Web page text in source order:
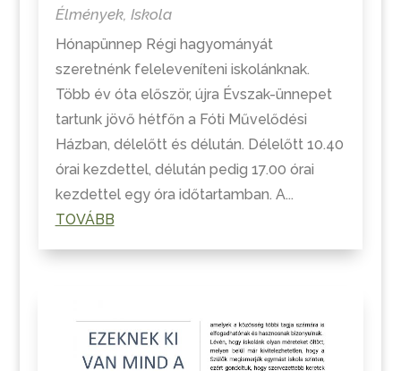
Élmények, Iskola
Hónapünnep Régi hagyományát
szeretnénk feleleveníteni iskolánknak.
Több év óta először, újra Évszak-ünnepet
tartunk jövő hétfőn a Fóti Művelődési
Házban, délelőtt és délután. Délelőtt 10.40
órai kezdettel, délután pedig 17.00 órai
kezdettel egy óra időtartamban. A...
TOVÁBB